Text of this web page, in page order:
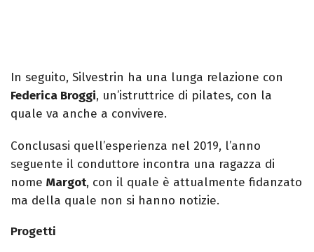
In seguito, Silvestrin ha una lunga relazione con
Federica Broggi, un’istruttrice di pilates, con la
quale va anche a convivere.
Conclusasi quell’esperienza nel 2019, l’anno
seguente il conduttore incontra una ragazza di
nome Margot, con il quale è attualmente fidanzato
ma della quale non si hanno notizie.
Progetti